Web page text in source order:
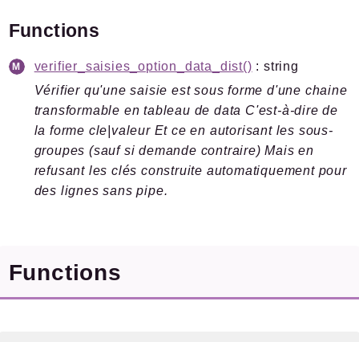
Deprecated
Markers
Indices
Files
Functions
verifier_saisies_option_data_dist() : string
Vérifier qu'une saisie est sous forme d'une chaine
transformable en tableau de data C'est-à-dire de
la forme cle|valeur Et ce en autorisant les sous-
groupes (sauf si demande contraire) Mais en
refusant les clés construite automatiquement pour
des lignes sans pipe.
Functions